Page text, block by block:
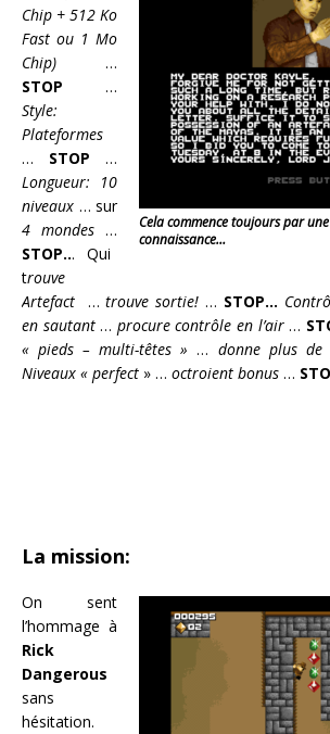
Cela commence toujours par
connaissance…
Chip + 512 Ko
Fast ou 1 Mo
Chip) …
STOP …
Style:
Plateformes
… STOP …
Longueur: 10
niveaux … sur
4 mondes …
STOP... Qui
trouve
Artefact
…trouve sortie! … STOP…
en sautant… procure contrôle en l’air…
« pieds – multi-têtes » … donne plus de
Niveaux « perfect » … octroient bonus …
La mission:
On sent
l’hommage à
Rick
Dangerous
sans
hésitation.